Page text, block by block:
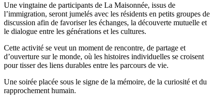
Une vingtaine de participants de La Maisonnée, issus de
l’immigration, seront jumelés avec les résidents en petits groupes de
discussion afin de favoriser les échanges, la découverte mutuelle et
le dialogue entre les générations et les cultures.
Cette activité se veut un moment de rencontre, de partage et
d’ouverture sur le monde, où les histoires individuelles se croisent
pour tisser des liens durables entre les parcours de vie.
Une soirée placée sous le signe de la mémoire, de la curiosité et du
rapprochement humain.